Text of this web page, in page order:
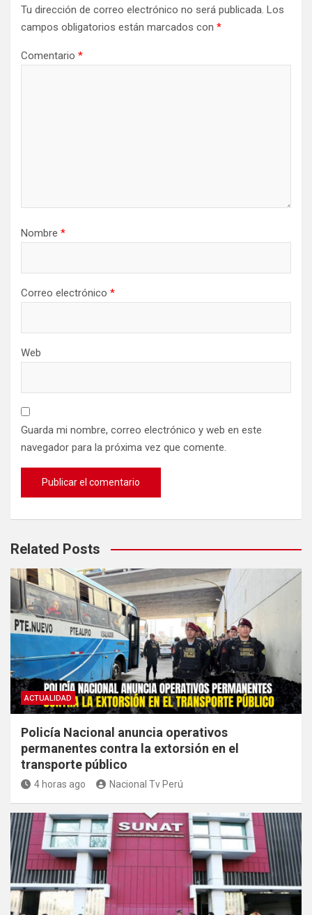
Tu dirección de correo electrónico no será publicada. Los
campos obligatorios están marcados con *
Comentario *
Nombre *
Correo electrónico *
Web
Guarda mi nombre, correo electrónico y web en este
navegador para la próxima vez que comente.
Related Posts
ACTUALIDAD
Policía Nacional anuncia operativos
permanentes contra la extorsión en el
transporte público
4 horas ago Nacional Tv Perú